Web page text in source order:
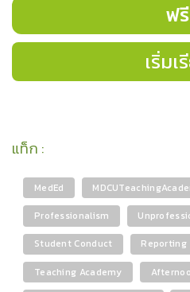
ฟรี
เริ่มเ
แท็ก :
MedEd
Professionalism
Student Conduct
Reporting
Teaching Academy